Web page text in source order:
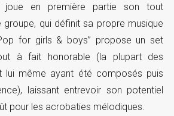
joue en première partie son tout
qui définit sa propre musique
for girls & boys” propose un set
à fait honorable (la plupart des
lui même ayant été composés puis
laissant entrevoir son potentiel
pour les acrobaties mélodiques.